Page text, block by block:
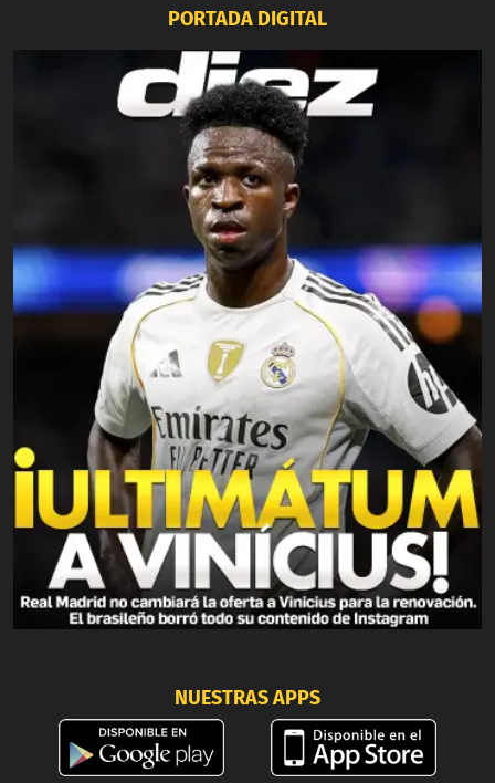
PORTADA DIGITAL
NUESTRAS APPS